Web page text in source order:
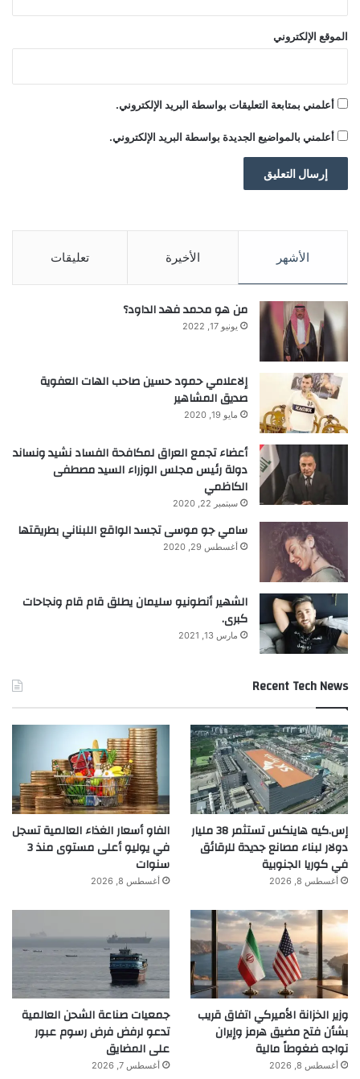
الموقع الإلكتروني
أعلمني بمتابعة التعليقات بواسطة البريد الإلكتروني.
أعلمني بالمواضيع الجديدة بواسطة البريد الإلكتروني.
الأشهر الأخيرة تعليقات
من هو محمد فهد الداود؟
يونيو 17, 2022
إلاعلامي حمود حسين صاحب الهات العفوية
صديق المشاهير
مايو 19, 2020
أعضاء تجمع العراق لمكافحة الفساد نشيد ونساند
دولة رئيس مجلس الوزراء السيد مصطفى
الكاظمي
سبتمبر 22, 2020
سامي جو موسى تجسد الواقع اللبناني بطريقتها
أغسطس 29, 2020
الشهير أنطونيو سليمان يطلق قام قام ونجاحات
كبرى.
مارس 13, 2021
Recent Tech News
إس.كيه هاينكس تستثمر 38 مليار
دولار لبناء مصانع جديدة للرقائق
في كوريا الجنوبية
أغسطس 8, 2026
الفاو أسعار الغذاء العالمية تسجل
في يوليو أعلى مستوى منذ 3
سنوات
أغسطس 8, 2026
وزير الخزانة الأميركي اتفاق قريب
بشأن فتح مضيق هرمز وإيران
تواجه ضغوطاً مالية
أغسطس 8, 2026
جمعيات صناعة الشحن العالمية
تدعو لرفض فرض رسوم عبور
على المضايق
أغسطس 7, 2026